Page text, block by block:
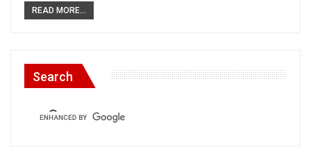
READ MORE...
Search